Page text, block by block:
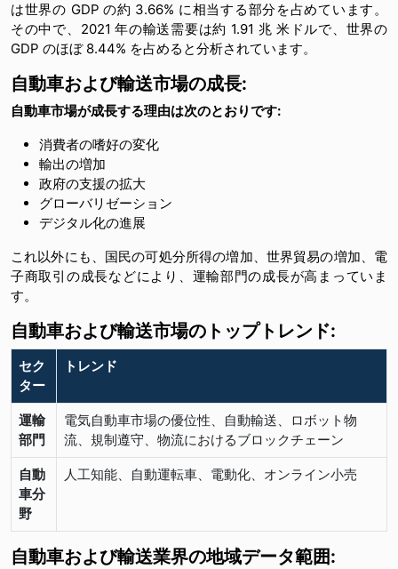
は世界の GDP の約 3.66% に相当する部分を占めています。
その中で、2021 年の輸送需要は約 1.91 兆 米ドルで、世界の
GDP のほぼ 8.44% を占めると分析されています。
自動車および輸送市場の成長:
自動車市場が成長する理由は次のとおりです:
消費者の嗜好の変化
輸出の増加
政府の支援の拡大
グローバリゼーション
デジタル化の進展
これ以外にも、国民の可処分所得の増加、世界貿易の増加、電
子商取引の成長などにより、運輸部門の成長が高まっていま
す。
自動車および輸送市場のトップトレンド:
セク
ター
トレンド
運輸
部門
電気自動車市場の優位性、自動輸送、ロボット物
流、規制遵守、物流におけるブロックチェーン
自動
車分
野
人工知能、自動運転車、電動化、オンライン小売
自動車および輸送業界の地域データ範囲: